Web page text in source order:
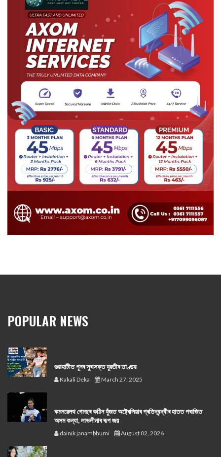
POPULAR NEWS
গুৱাহাটীত পুনৰ সুৰাসক্ত যুৱতীৰ তাণ্ডৱ
Kakali Deka March 27, 2025
কমনৱেলথ গেমছৰ কঠিন যুঁজত অষ্ট্ৰেলিয়াৰ প্ৰতিদ্বন্দ্বীৰ হাতত পৰাজিত
অসম কন্যা, লাভলীনাৰ ৰূপ জয়
dainik janambhumi August 02, 2026